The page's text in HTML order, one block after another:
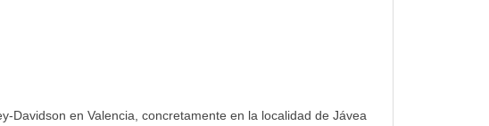
Davidson en Valencia, concretamente en la localidad de Jávea